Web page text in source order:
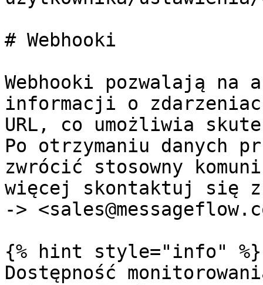
# Webhooki
Webhooki pozwalają na
informacji o
URL, co umożliwia
Po otrzymaniu danych
zwrócić stosowny
więcej skontaktuj się z
->
{% hint style="info" %}
Dostępność